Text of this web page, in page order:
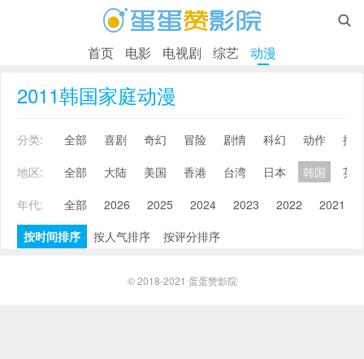

首页 电影 电视剧 综艺 动漫
2011韩国家庭动漫
分类: 全部 喜剧 奇幻 冒险 剧情 科幻 动作
搞
地区:
全部 大陆 美国 香港 台湾 日本 韩国
英
年代:
全部 2026 2025 2024 2023 2022 2021
按时间排序
按人气排序 按评分排序
© 2018-2021 蛋蛋赞影院